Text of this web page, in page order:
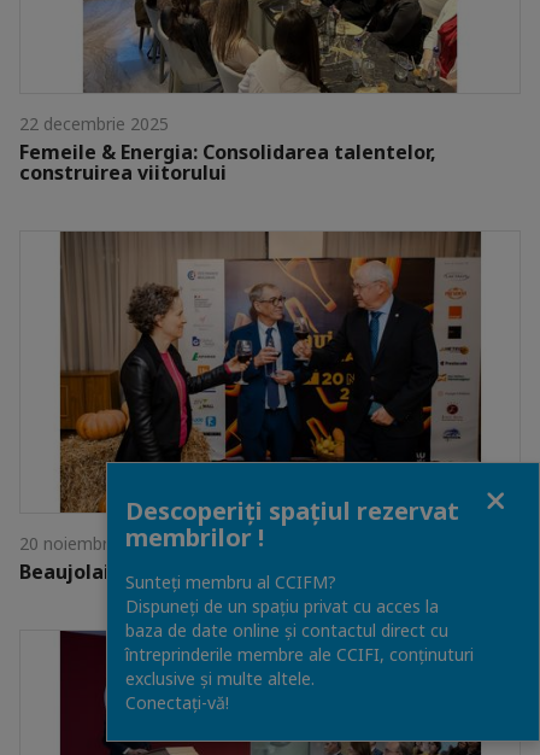
22 decembrie 2025
Femeile & Energia: Consolidarea talentelor,
construirea viitorului
20 noiembrie 2025
Beaujolais Nouveaux a sosit!
Descoperiți spațiul rezervat
membrilor !
Sunteți membru al CCIFM?
Dispuneți de un spațiu privat cu acces la
baza de date online și contactul direct cu
întreprinderile membre ale CCIFI, conținuturi
exclusive și multe altele.
Conectați-vă!